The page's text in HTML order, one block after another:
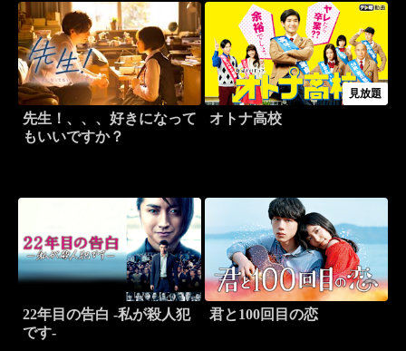
先生！、、、好きになって
もいいですか？
見放題
オトナ高校
22年目の告白 -私が殺人犯
です-
君と100回目の恋